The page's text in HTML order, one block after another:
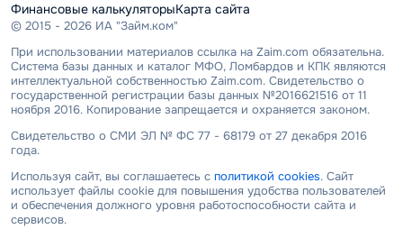
Финансовые калькуляторыКарта сайта
© 2015 - 2026 ИА "Займ.ком"
При использовании материалов ссылка на Zaim.com обязательна.
Система базы данных и каталог МФО, Ломбардов и КПК являются
интеллектуальной собственностью Zaim.com. Свидетельство о
государственной регистрации базы данных №2016621516 от 11
ноября 2016. Копирование запрещается и охраняется законом.
Свидетельство о СМИ ЭЛ № ФС 77 - 68179 от 27 декабря 2016
года.
Используя сайт, вы соглашаетесь с политикой cookies. Сайт
использует файлы cookie для повышения удобства пользователей
и обеспечения должного уровня работоспособности сайта и
сервисов.